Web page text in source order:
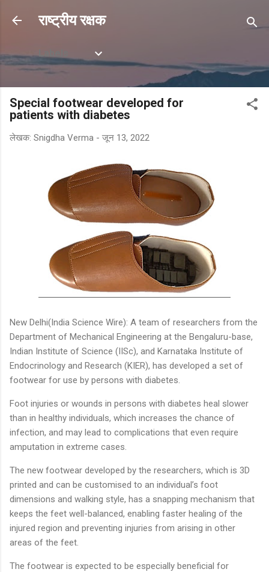
सीधे मुख्य सामग्री पर जाएं
राष्ट्रीय रक्षक
Labels
Special footwear developed for
patients with diabetes
लेखक: Snigdha Verma - जून 13, 2022
New Delhi(India Science Wire): A team of researchers from the
Department of Mechanical Engineering at the Bengaluru-base,
Indian Institute of Science (IISc), and Karnataka Institute of
Endocrinology and Research (KIER), has developed a set of
footwear for use by persons with diabetes.
Foot injuries or wounds in persons with diabetes heal slower
than in healthy individuals, which increases the chance of
infection, and may lead to complications that even require
amputation in extreme cases.
The new footwear developed by the researchers, which is 3D
printed and can be customised to an individual’s foot
dimensions and walking style, has a snapping mechanism that
keeps the feet well-balanced, enabling faster healing of the
injured region and preventing injuries from arising in other
areas of the feet.
The footwear is expected to be especially beneficial for